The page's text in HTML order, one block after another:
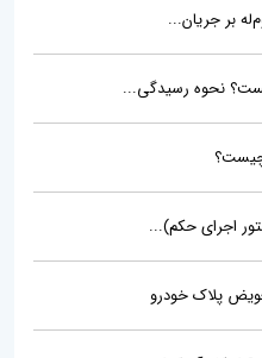
بر جریان...
نحوه رسیدگی...
چیست؟
اجرای حکم)...
پلاک خودرو